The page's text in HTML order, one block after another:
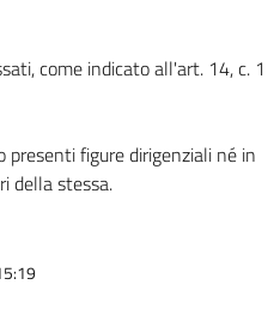
come indicato all'art. 14, c. 1
presenti figure dirigenziali né in
della stessa.